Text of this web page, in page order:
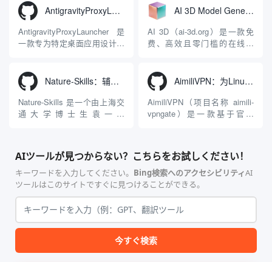
限制，提供集文本、图像、视
频生成于一体的“全模态”大模
型能力。平台的核心产品矩阵
包括主打自动化工作流的
者、营销人员及广大用户提供
一站式、开箱即用的视觉内容
生成解决方案。网站的核心优
势在于其强大的多模型聚合能
AntigravityProxyLauncher：免TUN全局代理使用Antigravity IDE
AntigravityProxyLauncher 是
一款专为特定桌面应用设计的
Windows 平台。当用户使用桌
面版 Gemini 客户端或
Antigravity IDE ...
AI 3D Model Generator：通过文本和图像快速生成3D模型的在线工具
AI 3D（ai-3d.org）是一款免
费、高效且零门槛的在线AI
动Seed 3D两大行业领先的AI
模型架构，致力于帮助用户无
需掌握复杂的3D拓扑知识或昂
贵的专业软件，即可在...
Nature-Skills：辅助撰写学术论文和绘制科研图表的智能体插件
Nature-Skills 是一个由上海交
通大学博士生袁一哲
合，专为顶级学术期刊（如
Nature、Science、Cell 等）
的论文撰写与发表流程设计。
该工具集以智能体插...
AimiliVPN：为Linux提供纯净出站家庭IP的VPN代理网关
AimiliVPN（项目名称 aimili-
vpngate）是一款基于官方
具，专为 Linux 服务器环境
（如 VPS）设计。它完全采用
纯 Python 标准库编写，用户
无需安装...
AIツールが見つからない？こちらをお試しください！
キーワードを入力してください。 Bing検索へのアクセシビリティAI
ツールはこのサイトですぐに見つけることができる。
今すぐ検索